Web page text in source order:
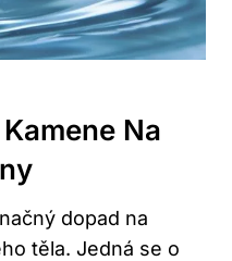
Na
dopad na
těla. Jedná se o